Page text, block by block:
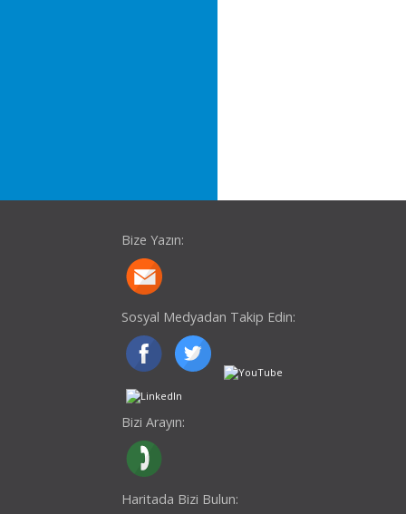
Bize Yazın:
Sosyal Medyadan Takip Edin:
Bizi Arayın:
Haritada Bizi Bulun: